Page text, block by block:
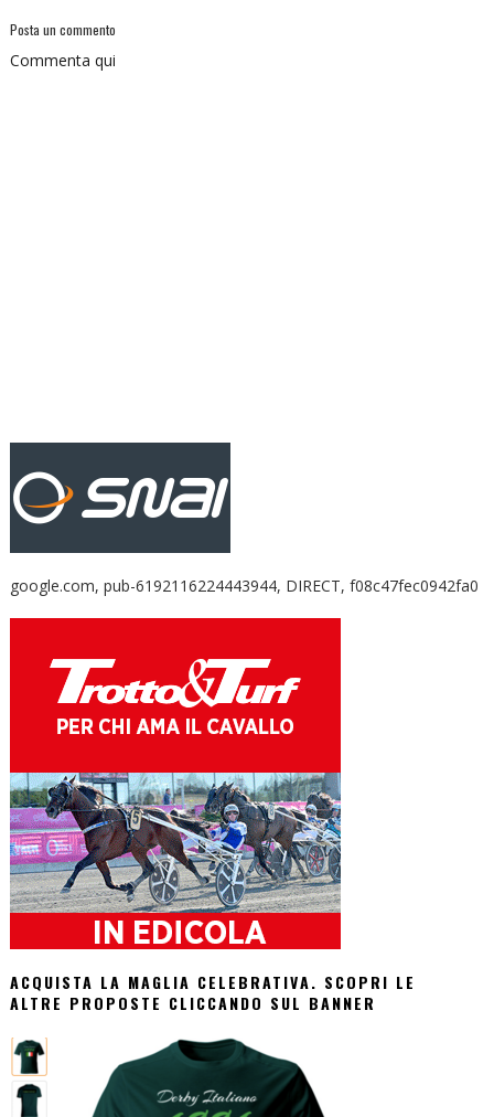
Posta un commento
Commenta qui
google.com, pub-6192116224443944, DIRECT, f08c47fec0942fa0
ACQUISTA LA MAGLIA CELEBRATIVA. SCOPRI LE
ALTRE PROPOSTE CLICCANDO SUL BANNER